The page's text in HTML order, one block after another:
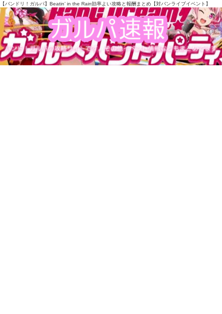
【バンドリ！ガルパ】Beatin’ in the Rain効率よい攻略と報酬まとめ【対バンライブイベント】